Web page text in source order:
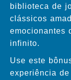
biblioteca de
clássicos
emocionantes
infinito.
Use este
experiência